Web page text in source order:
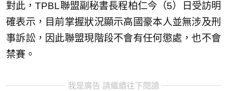
對此，TPBL聯盟副秘書長程柏仁今（5）日受訪明
確表示，目前掌握狀況顯示高國豪本人並無涉及刑
事訴訟，因此聯盟現階段不會有任何懲處，也不會
禁賽。
我是廣告 請繼續往下閱讀